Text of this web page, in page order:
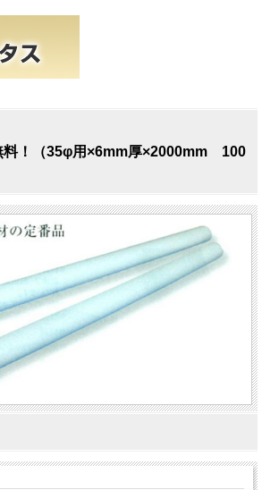
！（35φ用×6mm厚×2000mm 100